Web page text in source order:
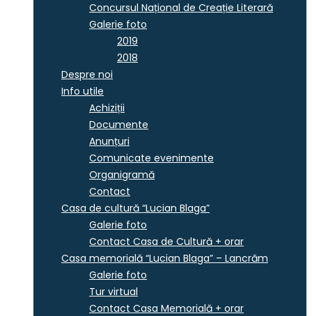
Concursul Național de Creație Literară
Galerie foto
2019
2018
Despre noi
Info utile
Achiziții
Documente
Anunțuri
Comunicate evenimente
Organigramă
Contact
Casa de cultură “Lucian Blaga”
Galerie foto
Contact Casa de Cultură + orar
Casa memorială “Lucian Blaga” – Lancrăm
Galerie foto
Tur virtual
Contact Casa Memorială + orar